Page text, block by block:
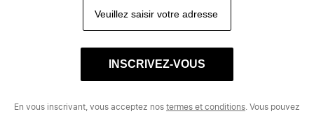
INSCRIVEZ-VOUS
En vous inscrivant, vous acceptez nos termes et conditions . Vous pouvez